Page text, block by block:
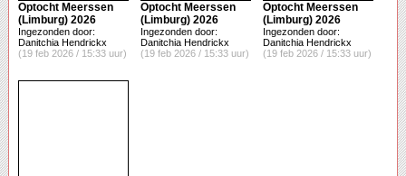
Optocht Meerssen
(Limburg) 2026
Ingezonden door:
Danitchia Hendrickx
(19 feb 2026 / 15:33 uur)
Optocht Meerssen
(Limburg) 2026
Ingezonden door:
Danitchia Hendrickx
(19 feb 2026 / 15:33 uur)
Optocht Meerssen
(Limburg) 2026
Ingezonden door:
Danitchia Hendrickx
(19 feb 2026 / 15:33 uur)